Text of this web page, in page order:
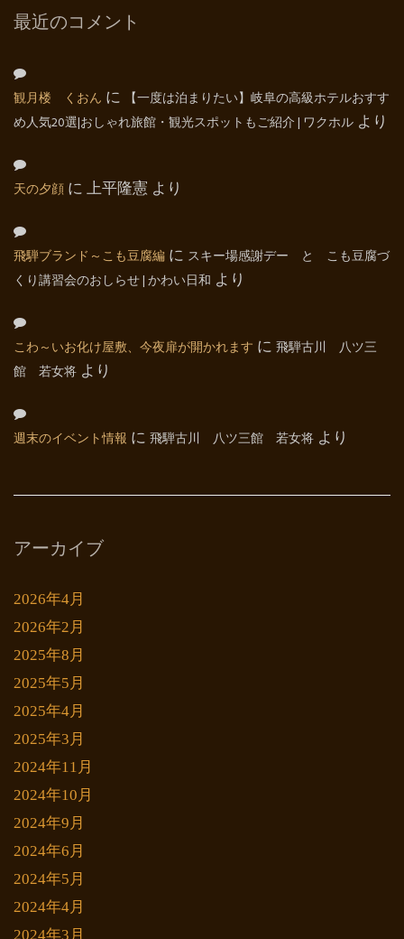
最近のコメント
観月楼 くおん に
【一度は泊まりたい】岐阜の高級ホテルおすす
め人気20選|おしゃれ旅館・観光スポットもご紹介 | ワクホル より
天の夕顔 に 上平隆憲 より
飛騨ブランド～こも豆腐編 に スキー場感謝デー と こも豆腐づ
くり講習会のおしらせ | かわい日和 より
こわ～いお化け屋敷、今夜扉が開かれます に 飛騨古川 八ツ三
館 若女将 より
週末のイベント情報 に 飛騨古川 八ツ三館 若女将 より
アーカイブ
2026年4月
2026年2月
2025年8月
2025年5月
2025年4月
2025年3月
2024年11月
2024年10月
2024年9月
2024年6月
2024年5月
2024年4月
2024年3月